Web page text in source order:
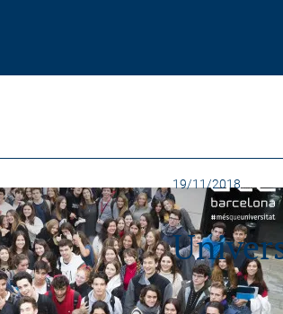
19/11/2018